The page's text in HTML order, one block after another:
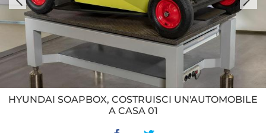
HYUNDAI SOAPBOX, COSTRUISCI UN'AUTOMOBILE
A CASA 01